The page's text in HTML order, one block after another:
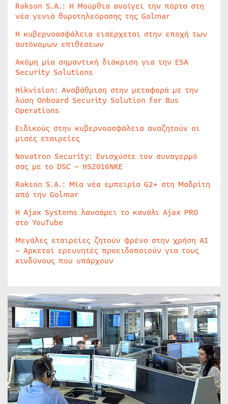
Rakson S.A.: Η Μούρθια ανοίγει την πόρτα στη
νέα γενιά θυροτηλεόρασης της Golmar
Η κυβερνοασφάλεια εισέρχεται στην εποχή των
αυτόνομων επιθέσεων
Ακόμη μία σημαντική διάκριση για την ESA
Security Solutions
Hikvision: Αναβάθμιση στην μεταφορά με την
λύση Onboard Security Solution for Bus
Operations
Ειδικούς στην κυβερνοασφάλεια αναζητούν οι
μισές εταιρείες
Novatron Security: Ενισχύστε τον συναγερμό
σας με το DSC – HS2016NKE
Rakson S.A.: Μία νέα εμπειρία G2+ στη Μαδρίτη
από την Golmar
Η Ajax Systems λανσάρει το κανάλι Ajax PRO
στο YouTube
Μεγάλες εταιρείες ζητούν φρένο στην χρήση AI
– Αρκετοί ερευνητές προειδοποιούν για τους
κινδύνους που υπάρχουν